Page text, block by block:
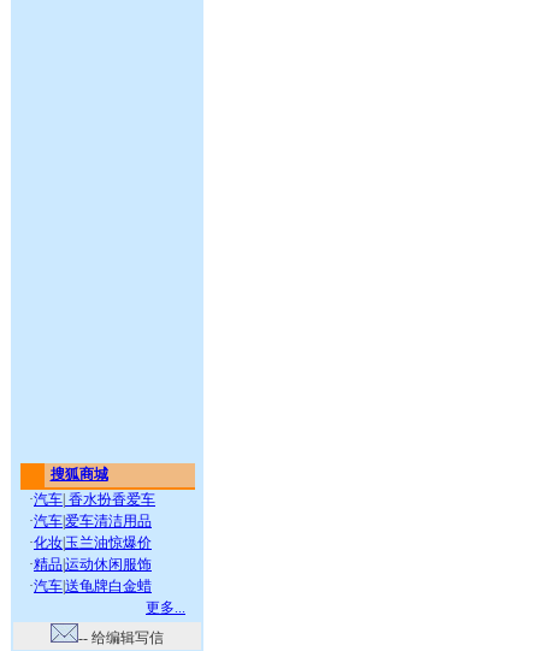
搜狐商城
·汽车 香水扮香爱车
·汽车爱车清洁用品
·化妆 玉兰油惊爆价
·精品运动休闲服饰
·汽车送龟牌白金蜡
更多...
-- 给编辑写信